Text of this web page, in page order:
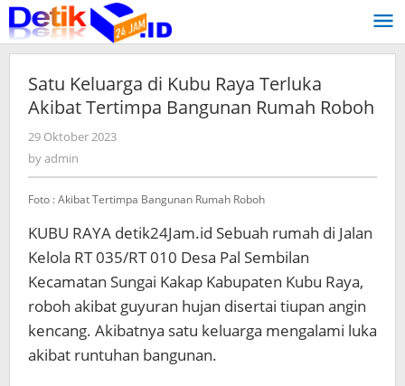
Skip
to
content
Satu Keluarga di Kubu Raya Terluka
Akibat Tertimpa Bangunan Rumah Roboh
29 Oktober 2023
byadmin
Foto : Akibat Tertimpa Bangunan Rumah Roboh
KUBU RAYA detik24Jam.id Sebuah rumah di Jalan
Kelola RT 035/RT 010 Desa Pal Sembilan
Kecamatan Sungai Kakap Kabupaten Kubu Raya,
roboh akibat guyuran hujan disertai tiupan angin
kencang. Akibatnya satu keluarga mengalami luka
akibat runtuhan bangunan.